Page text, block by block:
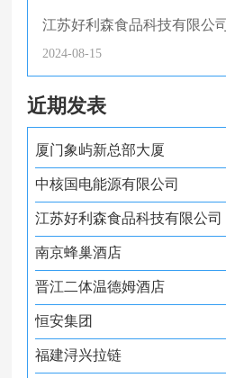
江苏好利森食品科技有限公司
2024-08-15
近期发表
厦门象屿新总部大厦
中核国电能源有限公司
江苏好利森食品科技有限公司
南京蜂巢酒店
晋江二体温德姆酒店
恒安集团
福建浔兴拉链